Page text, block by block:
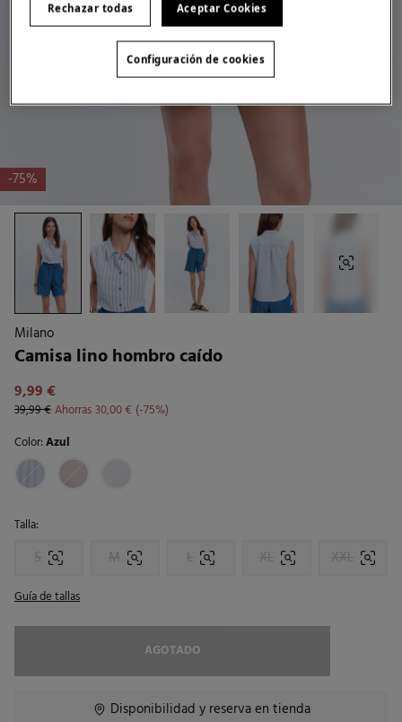
-75%
Milano
Camisa lino hombro caído
9,99 €
39,99 €Ahorras30,00 €
75
Color:Azul
Talla:
S M L XL XXL
Guía de tallas
AGOTADO
Disponibilidad y reserva en tienda
Rechazar todas Aceptar Cookies
Configuración de cookies